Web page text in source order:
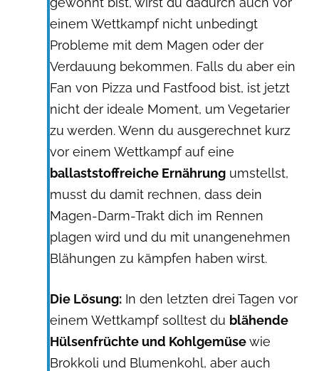
einem Wettkampf nicht unbedingt
Probleme mit dem Magen oder der
Verdauung bekommen. Falls du aber ein
Fan von Pizza und Fastfood bist, ist jetzt
nicht der ideale Moment, um Vegetarier
zu werden. Wenn du ausgerechnet kurz
vor einem Wettkampf auf eine
ballaststoffreiche Ernährung umstellst,
musst du damit rechnen, dass dein
Magen-Darm-Trakt dich im Rennen
plagen wird und du mit unangenehmen
Blähungen zu kämpfen haben wirst.
Die Lösung: In den letzten drei Tagen vor
einem Wettkampf solltest du blähende
Hülsenfrüchte und Kohlgemüsewie
Brokkoli und Blumenkohl, aber auch